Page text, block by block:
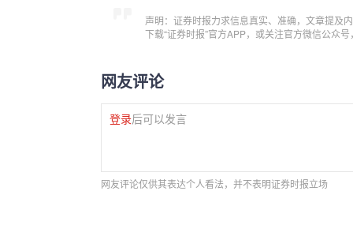
声明：证券时报力求信息真实、准确，文章提及
下载“证券时报”官方APP，或关注官方微信公众
网友评论
登录后可以发言
网友评论仅供其表达个人看法，并不表明证券时报立场